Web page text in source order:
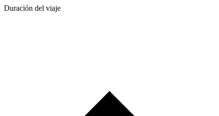
Duración del viaje